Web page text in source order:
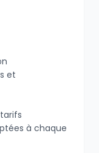
et
à chaque